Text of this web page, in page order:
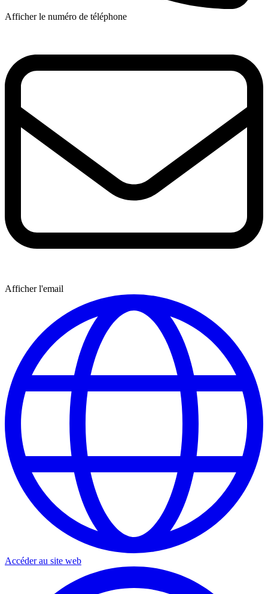
Afficher le numéro de téléphone
Afficher l'email
Accéder au site web